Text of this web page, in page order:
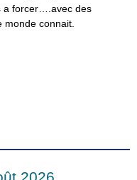
a forcer….avec des
monde connait.